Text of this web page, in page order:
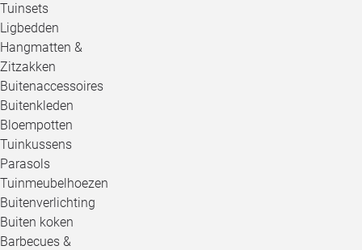
Tuinsets
Ligbedden
Hangmatten &
Zitzakken
Buitenaccessoires
Buitenkleden
Bloempotten
Tuinkussens
Parasols
Tuinmeubelhoezen
Buitenverlichting
Buiten koken
Barbecues &